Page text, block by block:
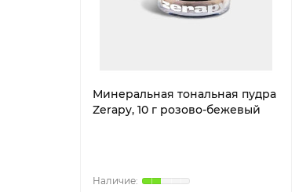
Минеральная тональная пудра
Zerapy, 10 г розово-бежевый